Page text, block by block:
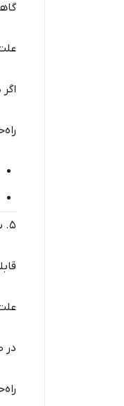
۵. سوراخ بودن یا آسیب دیدن قابلمه داخلی
در